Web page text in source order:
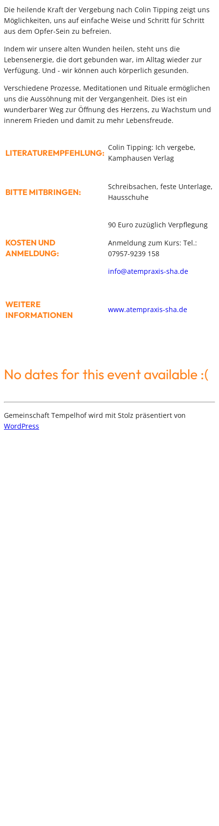
Die heilende Kraft der Vergebung nach Colin Tipping zeigt uns
Möglichkeiten, uns auf einfache Weise und Schritt für Schritt
aus dem Opfer-Sein zu befreien.
Indem wir unsere alten Wunden heilen, steht uns die
Lebensenergie, die dort gebunden war, im Alltag wieder zur
Verfügung. Und - wir können auch körperlich gesunden.
Verschiedene Prozesse, Meditationen und Rituale ermöglichen
uns die Aussöhnung mit der Vergangenheit. Dies ist ein
wunderbarer Weg zur Öffnung des Herzens, zu Wachstum und
innerem Frieden und damit zu mehr Lebensfreude.
LITERATUREMPFEHLUNG:
Colin Tipping: Ich vergebe,
Kamphausen Verlag
BITTE MITBRINGEN:
Schreibsachen, feste Unterlage,
Hausschuhe
KOSTEN UND
ANMELDUNG:
90 Euro zuzüglich Verpflegung
Anmeldung zum Kurs: Tel.:
07957-9239 158
info@atempraxis-sha.de
WEITERE
INFORMATIONEN
www.atempraxis-sha.de
No dates for this event available :(
Gemeinschaft Tempelhof wird mit Stolz präsentiert von
WordPress